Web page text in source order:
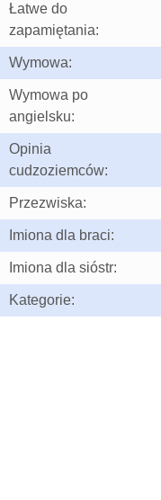
Łatwe do
zapamiętania:
Wymowa:
Wymowa po
angielsku:
Opinia
cudzoziemców:
Przezwiska:
Imiona dla braci:
Imiona dla sióstr:
Kategorie: